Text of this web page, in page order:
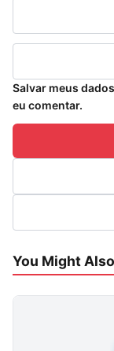
Salvar meus
eu comentar.
You Might